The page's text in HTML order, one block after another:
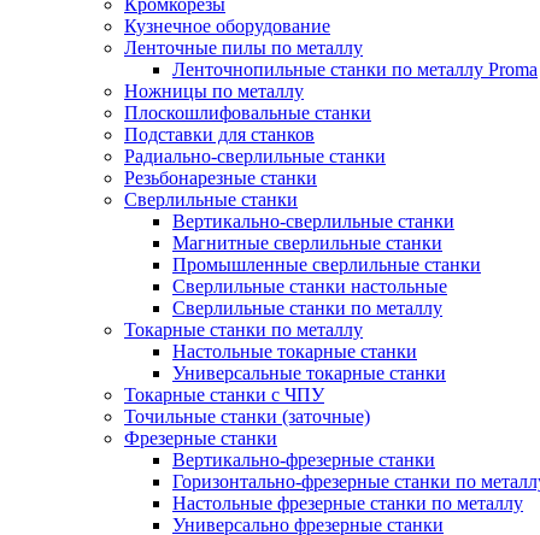
Кромкорезы
Кузнечное оборудование
Ленточные пилы по металлу
Ленточнопильные станки по металлу Proma
Ножницы по металлу
Плоскошлифовальные станки
Подставки для станков
Радиально-сверлильные станки
Резьбонарезные станки
Сверлильные станки
Вертикально-сверлильные станки
Магнитные сверлильные станки
Промышленные сверлильные станки
Сверлильные станки настольные
Сверлильные станки по металлу
Токарные станки по металлу
Настольные токарные станки
Универсальные токарные станки
Токарные станки с ЧПУ
Точильные станки (заточные)
Фрезерные станки
Вертикально-фрезерные станки
Горизонтально-фрезерные станки по
Настольные фрезерные станки по металлу
Универсально фрезерные станки